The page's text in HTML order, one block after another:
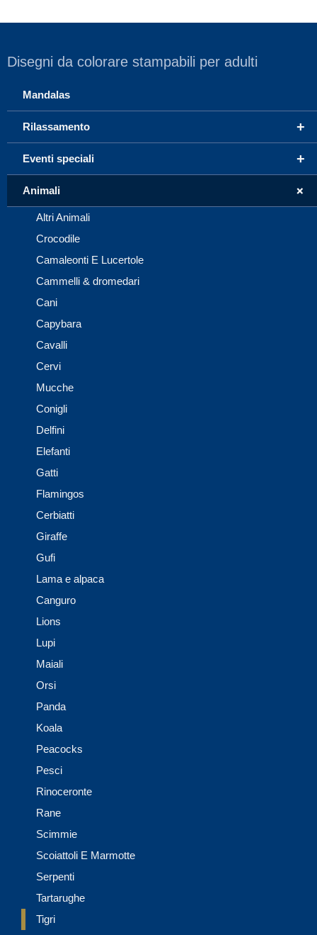
Disegni da colorare stampabili per adulti
Mandalas
+
Rilassamento
+
Eventi speciali
+
Animali
Altri Animali
Crocodile
Camaleonti E Lucertole
Cammelli & dromedari
Cani
Capybara
Cavalli
Cervi
Mucche
Conigli
Delfini
Elefanti
Gatti
Flamingos
Cerbiatti
Giraffe
Gufi
Lama e alpaca
Canguro
Lions
Lupi
Maiali
Orsi
Panda
Koala
Peacocks
Pesci
Rinoceronte
Rane
Scimmie
Scoiattoli E Marmotte
Serpenti
Tartarughe
Tigri